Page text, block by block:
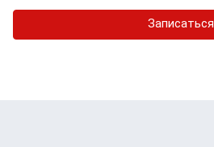
Записаться